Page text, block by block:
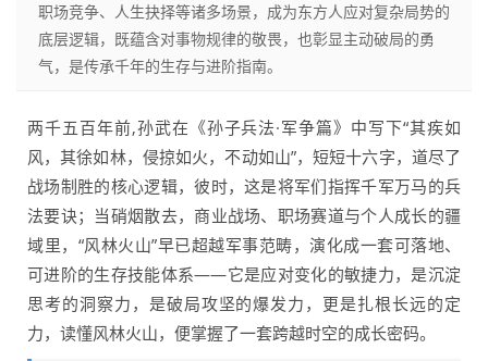
职场竞争、人生抉择等诸多场景，成为东方人应对复杂局势的
底层逻辑，既蕴含对事物规律的敬畏，也彰显主动破局的勇
气，是传承千年的生存与进阶指南。
两千五百年前,孙武在《孙子兵法·军争篇》中写下“其疾如
风，其徐如林，侵掠如火，不动如山”，短短十六字，道尽了
战场制胜的核心逻辑，彼时，这是将军们指挥千军万马的兵
法要诀；当硝烟散去，商业战场、职场赛道与个人成长的疆
域里，“风林火山”早已超越军事范畴，演化成一套可落地、
可进阶的生存技能体系——它是应对变化的敏捷力，是沉淀
思考的洞察力，是破局攻坚的爆发力，更是扎根长远的定
力，读懂风林火山，便掌握了一套跨越时空的成长密码。